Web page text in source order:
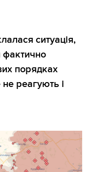
ситуація,
фактично
порядках
реагують і